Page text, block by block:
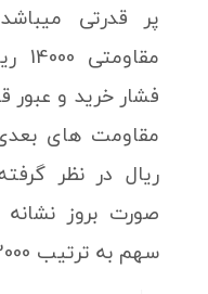
پر قدرتی
فشار خرید و
ریال در نظر
صورت بروز
سهم به ترتیب 12000 و 10000 ریال خواهند بود.